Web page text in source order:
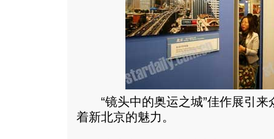
“镜头中的奥运之城”佳作展引来
着新北京的魅力。